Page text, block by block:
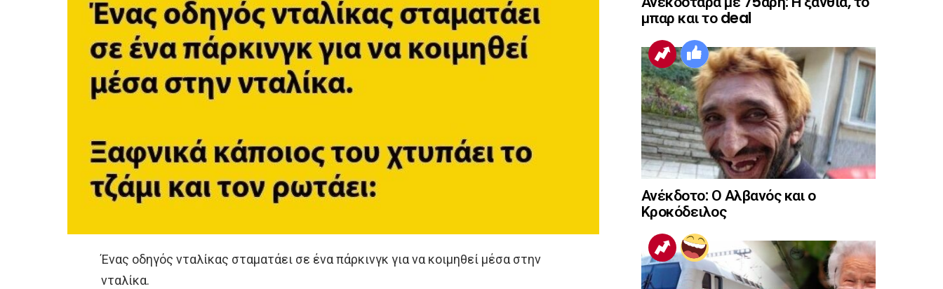
Ένας οδηγός νταλίκας σταματάει σε ένα πάρκινγκ για να κοιμηθεί μέσα στην
νταλίκα.
μπαρ και το deal
Ανέκδοτο: Ο Αλβανός και ο
Κροκόδειλος